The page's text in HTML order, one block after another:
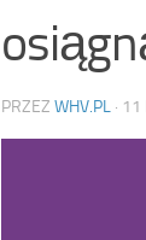
PRZEZ WHV.PL · 11